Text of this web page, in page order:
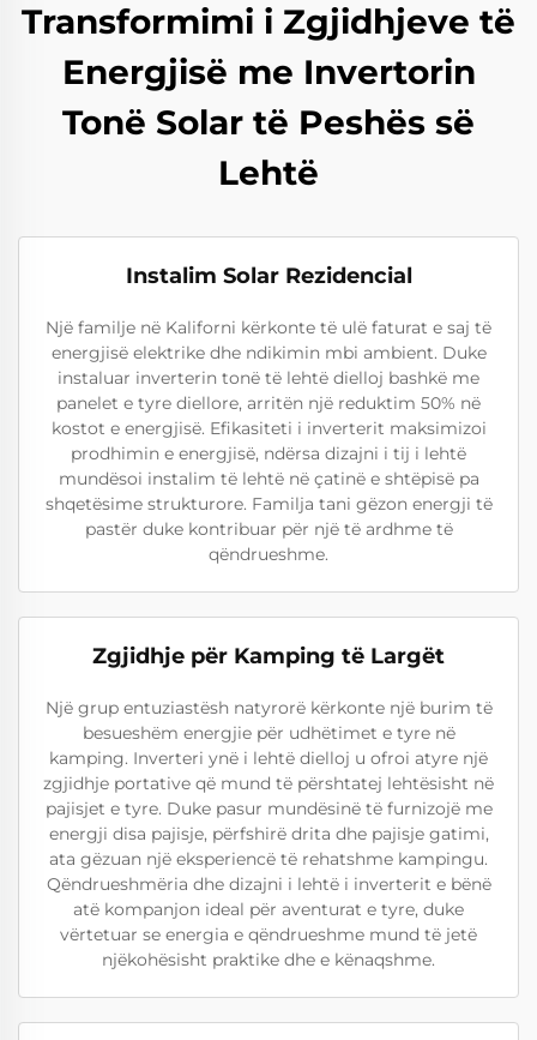
Transformimi i Zgjidhjeve të
Energjisë me Invertorin
Tonë Solar të Peshës së
Lehtë
Instalim Solar Rezidencial
Një familje në Kaliforni kërkonte të ulë faturat e saj të
energjisë elektrike dhe ndikimin mbi ambient. Duke
instaluar inverterin tonë të lehtë dielloj bashkë me
panelet e tyre diellore, arritën një reduktim 50% në
kostot e energjisë. Efikasiteti i inverterit maksimizoi
prodhimin e energjisë, ndërsa dizajni i tij i lehtë
mundësoi instalim të lehtë në çatinë e shtëpisë pa
shqetësime strukturore. Familja tani gëzon energji të
pastër duke kontribuar për një të ardhme të
qëndrueshme.
Zgjidhje për Kamping të Largët
Një grup entuziastësh natyrorë kërkonte një burim të
besueshëm energjie për udhëtimet e tyre në
kamping. Inverteri ynë i lehtë dielloj u ofroi atyre një
zgjidhje portative që mund të përshtatej lehtësisht në
pajisjet e tyre. Duke pasur mundësinë të furnizojë me
energji disa pajisje, përfshirë drita dhe pajisje gatimi,
ata gëzuan një eksperiencë të rehatshme kampingu.
Qëndrueshmëria dhe dizajni i lehtë i inverterit e bënë
atë kompanjon ideal për aventurat e tyre, duke
vërtetuar se energia e qëndrueshme mund të jetë
njëkohësisht praktike dhe e kënaqshme.